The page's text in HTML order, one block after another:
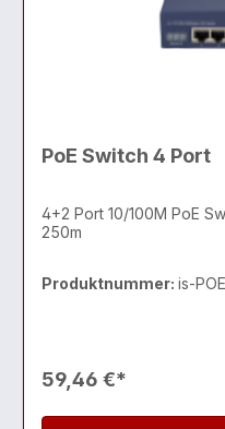
PoE Switch 4 Port
4+2 Port 10/100M PoE
250m
Produktnummer: is-
59,46 €*